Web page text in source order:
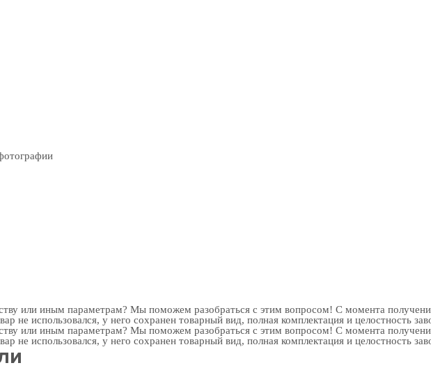
или иным параметрам? Мы поможем разобраться с этим вопросом! С момента
не использовался, у него сохранен товарный вид, полная комплектация и целостность
или иным параметрам? Мы поможем разобраться с этим вопросом! С момента
не использовался, у него сохранен товарный вид, полная комплектация и целостность